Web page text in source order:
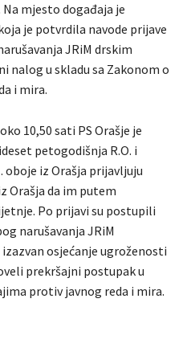
Na mjesto događaja je
je potvrdila navode prijave
JRiM drskim
nalog u skladu sa Zakonom o
i mira.
10,50 sati PS Orašje je
petogodišnja R.O. i
oboje iz Orašja prijavljuju
Orašja da im putem
Po prijavi su postupili
narušavanja JRiM
osjećanje ugroženosti
prekršajni postupak u
protiv javnog reda i mira.